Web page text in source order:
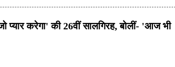
प्यार करेगा' की 26वीं सालगिरह, बोलीं- 'आज भी